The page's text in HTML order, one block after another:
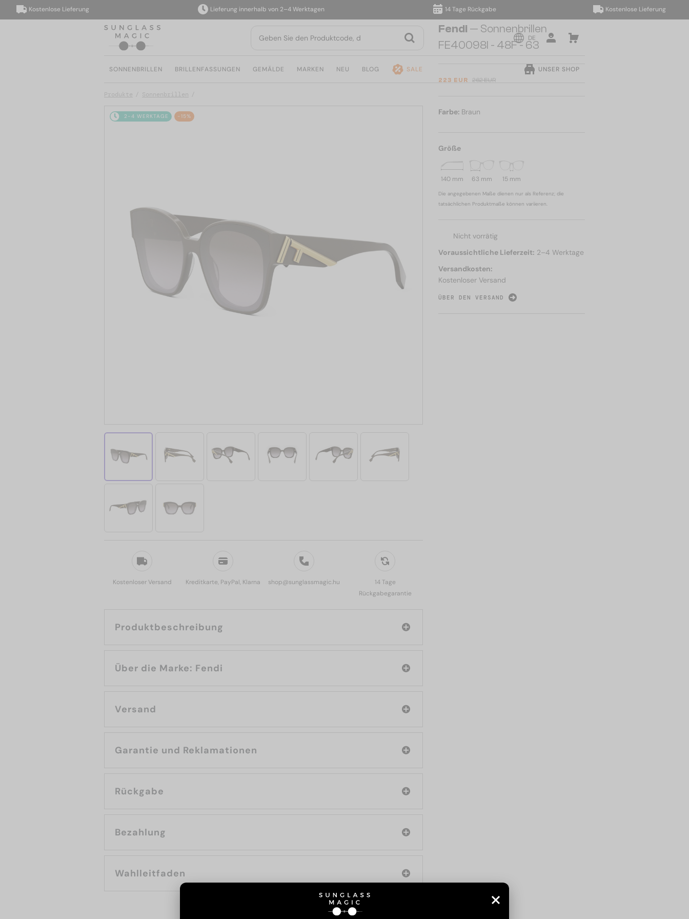
Kostenlose Lieferung Lieferung innerhalb von 2–4 Werktagen 14 Tage Rückgabe Kostenlose Lieferung
DE
SONNENBRILLEN BRILLENFASSUNGEN GEMÄLDE MARKEN NEU BLOG SALE UNSER SHOP
Produkte Sonnenbrillen
2-4 WERKTAGE -15%
Kostenloser Versand Kreditkarte, PayPal, Klarna shop@sunglassmagic.hu
14 Tage
Rückgabegarantie
Produktbeschreibung
Über die Marke: Fendi
Versand
Garantie und Reklamationen
Rückgabe
Bezahlung
Wahlleitfaden
Fendi — Sonnenbrillen
FE40098I - 48F - 63
223 EUR 262 EUR
Farbe: Braun
Größe
140 mm 63 mm 15 mm
Die angegebenen Maße dienen nur als Referenz; die
tatsächlichen Produktmaße können variieren.
Nicht vorrätig
Voraussichtliche Lieferzeit: 2–4 Werktage
Versandkosten:
Kostenloser Versand
ÜBER DEN VERSAND